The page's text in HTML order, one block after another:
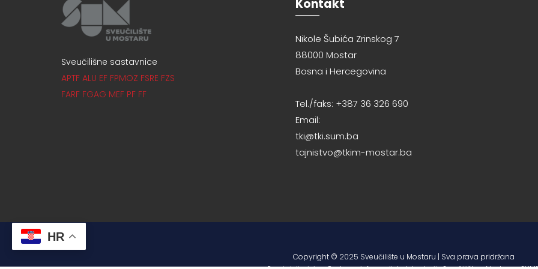
Sveučilišne sastavnice
APTF ALU EF FPMOZ FSRE FZS
FARF FGAG MEF PF FF
Kontakt
Nikole Šubića Zrinskog 7
88000 Mostar
Bosna i Hercegovina
Tel./faks: +387 36 326 690
Email:
tki@tki.sum.ba
tajnistvo@tkim-mostar.ba
Copyright © 2025 Sveučilište u Mostaru | Sva prava pridržana
HR